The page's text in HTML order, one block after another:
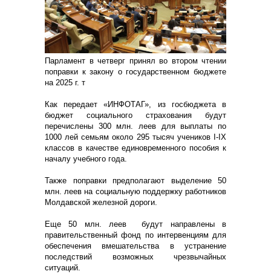
Парламент в четверг принял во втором чтении
поправки к закону о государственном бюджете
на 2025 г. т
Как передает «ИНФОТАГ», из госбюджета в
бюджет социального страхования будут
перечислены 300 млн. леев для выплаты по
1000 лей семьям около 295 тысяч учеников I-IX
классов в качестве единовременного пособия к
началу учебного года.
Также поправки предполагают выделение 50
млн. леев на социальную поддержку работников
Молдавской железной дороги.
Еще 50 млн. леев будут направлены в
правительственный фонд по интервенциям для
обеспечения вмешательства в устранение
последствий возможных чрезвычайных
ситуаций.